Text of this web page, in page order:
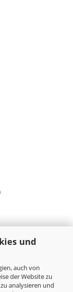
und
auch von
der Website zu
analysieren und